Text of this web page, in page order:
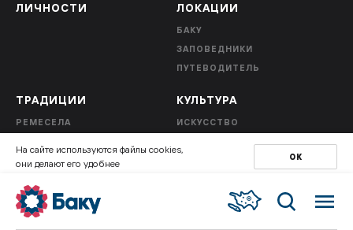
ЛИЧНОСТИ ЛОКАЦИИ
БАКУ
ЗАПОВЕДНИКИ
ПУТЕВОДИТЕЛЬ
ТРАДИЦИИ
РЕМЕСЕЛА
КУХНЯ
КУЛЬТУРА
ИСКУССТВО
ЖУРНАЛ
На сайте используются файлы cookies,
они делают его удобнее
ОК